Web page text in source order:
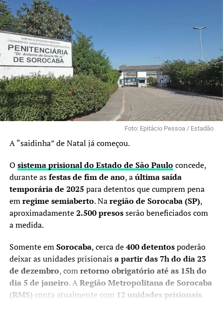
Foto: Epitácio Pessoa / Estadão
A “saidinha” de Natal já começou.
O sistema prisional do Estado de São Paulo concede,
durante asfestas de fim de ano, aúltima saída
temporária de 2025 para detentos que cumprem pena
emregime semiaberto. Naregião de Sorocaba (SP),
aproximadamente2.500 presosserão beneficiados com
a medida.
Somente emSorocaba, cerca de400 detentospoderão
deixar as unidades prisionaisa partir das 7h do dia 23
de dezembro, comretorno obrigatório até as 15h do
dia 5 de janeiro. ARegião Metropolitana de Sorocaba
(RMS) conta atualmente com 12 unidades prisionais.